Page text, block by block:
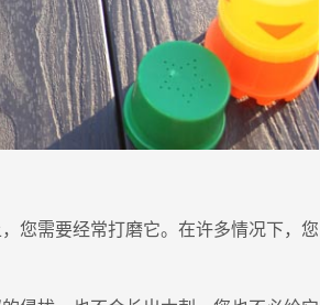
您需要经常打磨它。在许多情况下，您